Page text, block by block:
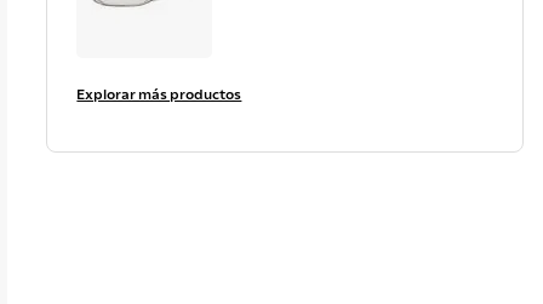
Explorar más productos